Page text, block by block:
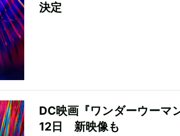
決定
DC映画『ワンダーウーマ
12日 新映像も